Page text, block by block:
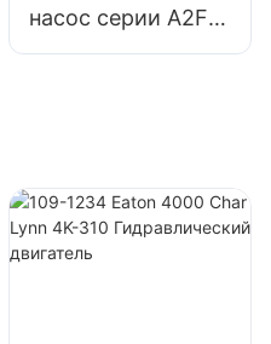
насос серии A2FO,
поршневой насос,
насос для Rexroth